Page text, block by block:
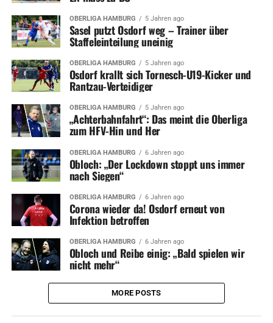
OBERLIGA HAMBURG 5 Jahren ago
Sasel putzt Osdorf weg – Trainer über
Staffeleinteilung uneinig
OBERLIGA HAMBURG 5 Jahren ago
Osdorf krallt sich Tornesch-U19-Kicker und
Rantzau-Verteidiger
OBERLIGA HAMBURG 5 Jahren ago
„Achterbahnfahrt“: Das meint die Oberliga
zum HFV-Hin und Her
OBERLIGA HAMBURG 6 Jahren ago
Obloch: „Der Lockdown stoppt uns immer
nach Siegen“
OBERLIGA HAMBURG 6 Jahren ago
Corona wieder da! Osdorf erneut von
Infektion betroffen
OBERLIGA HAMBURG 6 Jahren ago
Obloch und Reibe einig: „Bald spielen wir
nicht mehr“
MORE POSTS